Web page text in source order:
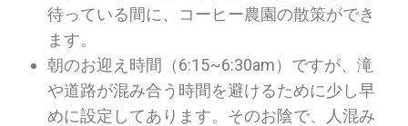
待っている間に、コーヒー農園の散策ができ
ます。
朝のお迎え時間（6:15~6:30am）ですが、滝
や道路が混み合う時間を避けるために少し早
めに設定してあります。そのお陰で、人混み